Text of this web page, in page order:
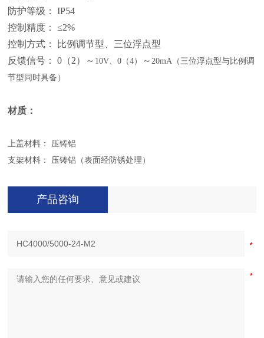
防护等级： IP54
控制精度： ≤2%
控制方式： 比例调节型、三位浮点型
反馈信号： 0（2）
～ 10V、0（4） ～ 20mA（三位浮点型与比例调
节型同时具备）
材质：
上盖材料： 压铸铝
支架材料： 压铸铝（表面经防锈处理）
产品咨询